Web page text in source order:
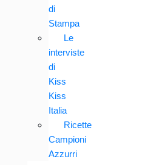
di
Stampa
Le
interviste
di
Kiss
Kiss
Italia
Ricette
Campioni
Azzurri